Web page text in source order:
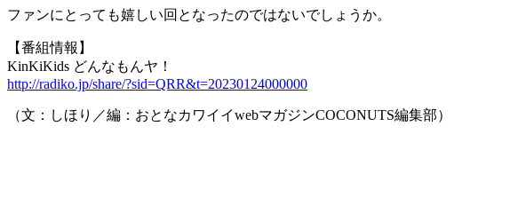
ファンにとっても嬉しい回となったのではないでしょうか。
【番組情報】
KinKiKids どんなもんヤ！
http://radiko.jp/share/?sid=QRR&t=20230124000000
（文：しほり／編：おとなカワイイwebマガジンCOCONUTS編集部）